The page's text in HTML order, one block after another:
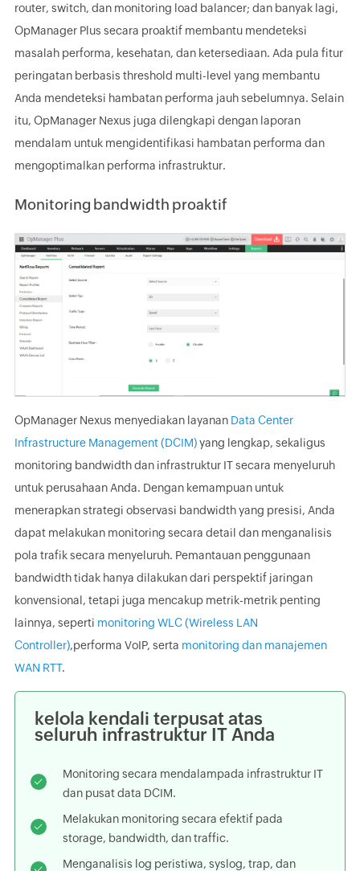
router, switch, dan monitoring load balancer; dan banyak lagi,
OpManager Plus secara proaktif membantu mendeteksi
masalah performa, kesehatan, dan ketersediaan. Ada pula fitur
peringatan berbasis threshold multi-level yang membantu
Anda mendeteksi hambatan performa jauh sebelumnya. Selain
itu, OpManager Nexus juga dilengkapi dengan laporan
mendalam untuk mengidentifikasi hambatan performa dan
mengoptimalkan performa infrastruktur.
Monitoring bandwidth proaktif
OpManager Nexus menyediakan layanan Data Center
Infrastructure Management (DCIM)yang lengkap, sekaligus
monitoring bandwidth dan infrastruktur IT secara menyeluruh
untuk perusahaan Anda. Dengan kemampuan untuk
menerapkan strategi observasi bandwidth yang presisi, Anda
dapat melakukan monitoring secara detail dan menganalisis
pola trafik secara menyeluruh. Pemantauan penggunaan
bandwidth tidak hanya dilakukan dari perspektif jaringan
konvensional, tetapi juga mencakup metrik-metrik penting
lainnya, seperti monitoring WLC (Wireless LAN
Controller),performa VoIP, serta monitoring dan manajemen
WAN RTT.
kelola kendali terpusat atas
seluruh infrastruktur IT Anda
Monitoring secara mendalampada infrastruktur IT
dan pusat data DCIM.
Melakukan monitoring secara efektif pada
storage, bandwidth, dan traffic.
Menganalisis log peristiwa, syslog, trap, dan